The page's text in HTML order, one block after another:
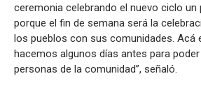
ceremonia celebrando el nuevo ciclo un
porque el fin de semana será la
los pueblos con sus comunidades. Acá
hacemos algunos días antes para
personas de la comunidad”, señaló.